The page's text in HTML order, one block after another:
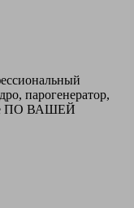
парогенератор,
ПО ВАШЕЙ